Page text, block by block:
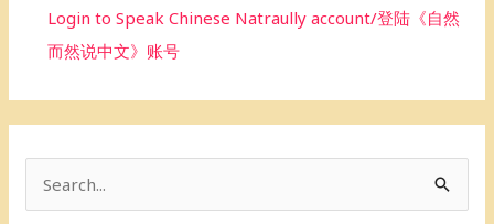
Login to Speak Chinese Natraully account/登陆《自然
而然说中文》账号